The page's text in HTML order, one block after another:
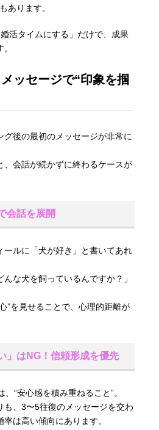
あります。
活タイムにする」だけで、成果
ッセージで“印象を掴
グ後の最初のメッセージが非常に
、会話が続かずに終わるケースが
会話を展開
ールに「犬が好き」と書いてあれ
んな犬を飼っているんですか？」
”を見せることで、心理的距離が
」はNG！信頼形成を優先
“安心感を積み重ねること”。
も、3〜5往復のメッセージを交わ
は高い傾向にあります。